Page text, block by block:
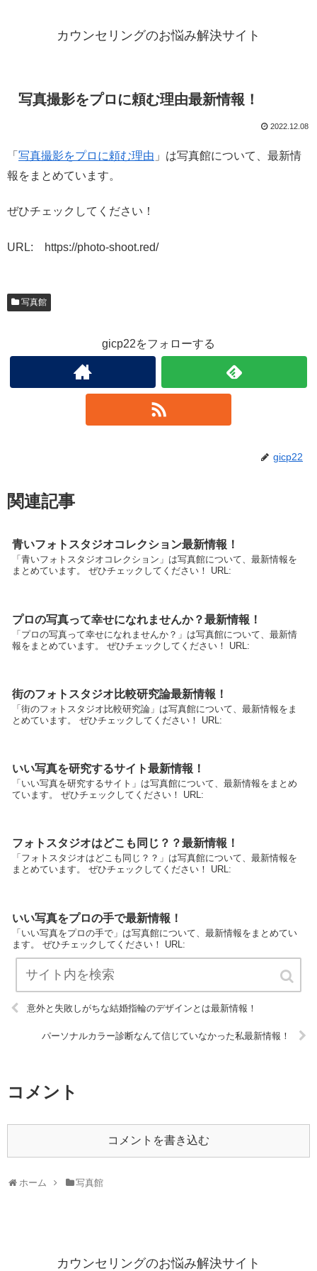
カウンセリングのお悩み解決サイト
写真撮影をプロに頼む理由最新情報！
2022.12.08
「 写真撮影をプロに頼む理由 」は写真館について、最新情
報をまとめています。
ぜひチェックしてください！
URL: https://photo-shoot.red/
写真館
gicp22をフォローする
gicp22
関連記事
青いフォトスタジオコレクション最新情報！
「青いフォトスタジオコレクション」は写真館について、最新情報を
まとめています。 ぜひチェックしてください！ URL:
プロの写真って幸せになれませんか？最新情報！
「プロの写真って幸せになれませんか？」は写真館について、最新情
報をまとめています。 ぜひチェックしてください！ URL:
街のフォトスタジオ比較研究論最新情報！
「街のフォトスタジオ比較研究論」は写真館について、最新情報をま
とめています。 ぜひチェックしてください！ URL:
いい写真を研究するサイト最新情報！
「いい写真を研究するサイト」は写真館について、最新情報をまとめ
ています。 ぜひチェックしてください！ URL:
フォトスタジオはどこも同じ？？最新情報！
「フォトスタジオはどこも同じ？？」は写真館について、最新情報を
まとめています。 ぜひチェックしてください！ URL:
いい写真をプロの手で最新情報！
「いい写真をプロの手で」は写真館について、最新情報をまとめてい
ます。 ぜひチェックしてください！ URL:
意外と失敗しがちな結婚指輪のデザインとは最新情報！
パーソナルカラー診断なんて信じていなかった私最新情報！
コメント
コメントを書き込む
ホーム 写真館
カウンセリングのお悩み解決サイト